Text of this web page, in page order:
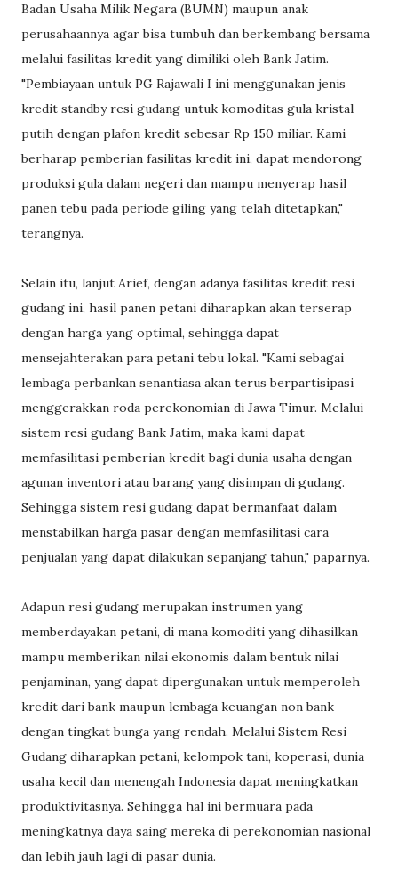
Badan Usaha Milik Negara (BUMN) maupun anak
perusahaannya agar bisa tumbuh dan berkembang bersama
melalui fasilitas kredit yang dimiliki oleh Bank Jatim.
"Pembiayaan untuk PG Rajawali I ini menggunakan jenis
kredit standby resi gudang untuk komoditas gula kristal
putih dengan plafon kredit sebesar Rp 150 miliar. Kami
berharap pemberian fasilitas kredit ini, dapat mendorong
produksi gula dalam negeri dan mampu menyerap hasil
panen tebu pada periode giling yang telah ditetapkan,"
terangnya.
Selain itu, lanjut Arief, dengan adanya fasilitas kredit resi
gudang ini, hasil panen petani diharapkan akan terserap
dengan harga yang optimal, sehingga dapat
mensejahterakan para petani tebu lokal. "Kami sebagai
lembaga perbankan senantiasa akan terus berpartisipasi
menggerakkan roda perekonomian di Jawa Timur. Melalui
sistem resi gudang Bank Jatim, maka kami dapat
memfasilitasi pemberian kredit bagi dunia usaha dengan
agunan inventori atau barang yang disimpan di gudang.
Sehingga sistem resi gudang dapat bermanfaat dalam
menstabilkan harga pasar dengan memfasilitasi cara
penjualan yang dapat dilakukan sepanjang tahun," paparnya.
Adapun resi gudang merupakan instrumen yang
memberdayakan petani, di mana komoditi yang dihasilkan
mampu memberikan nilai ekonomis dalam bentuk nilai
penjaminan, yang dapat dipergunakan untuk memperoleh
kredit dari bank maupun lembaga keuangan non bank
dengan tingkat bunga yang rendah. Melalui Sistem Resi
Gudang diharapkan petani, kelompok tani, koperasi, dunia
usaha kecil dan menengah Indonesia dapat meningkatkan
produktivitasnya. Sehingga hal ini bermuara pada
meningkatnya daya saing mereka di perekonomian nasional
dan lebih jauh lagi di pasar dunia.